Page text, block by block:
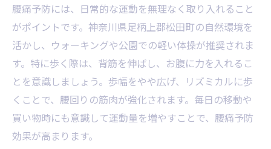
腰痛予防には、日常的な運動を無理なく取り入れること
がポイントです。神奈川県足柄上郡松田町の自然環境を
活かし、ウォーキングや公園での軽い体操が推奨されま
す。特に歩く際は、背筋を伸ばし、お腹に力を入れるこ
とを意識しましょう。歩幅をやや広げ、リズミカルに歩
くことで、腰回りの筋肉が強化されます。毎日の移動や
買い物時にも意識して運動量を増やすことで、腰痛予防
効果が高まります。